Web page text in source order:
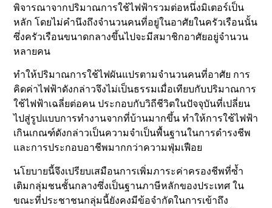
พิจารณาจากปริมาณการใช้ไฟฟ้ารวมต่อหนึ่งมิเตอร์เป็น
หลัก โดยไม่คำนึงถึงจำนวนคนที่อยู่ในอาศัยในครัวเรือนนั้น
ซึ่งครัวเรือนขนาดกลางขึ้นไปจะมีสมาชิกอาศัยอยู่จำนวน
หลายคน
ทำให้ปริมาณการใช้ไฟผันแปรตามจำนวนคนที่อาศัย การ
คิดค่าไฟฟ้าดังกล่าวจึงไม่เป็นธรรมเมื่อเทียบกับปริมาณการ
ใช้ไฟฟ้าเฉลี่ยต่อคน ประกอบกับวิถีชีวิตในปัจจุบันที่เปลี่ยน
ไปสู่รูปแบบการทำงานจากที่บ้านมากขึ้น ทำให้การใช้ไฟฟ้า
เกินเกณฑ์ดังกล่าวเป็นความจำเป็นพื้นฐานในการดำรงชีพ
และการประกอบอาชีพมากกว่าความฟุ่มเฟือย
นโยบายนี้จึงเปรียบเสมือนการเพิ่มภาระค่าครองชีพที่ซ้ำ
เติมกลุ่มชนชั้นกลางซึ่งเป็นฐานภาษีหลักของประเทศ ใน
ขณะที่ประชาชนกลุ่มนี้ยังคงมีข้อจำกัดในการเข้าถึง